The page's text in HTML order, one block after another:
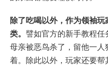
除了吃喝以外，作为领袖
类。 譬如官方的新手教程
母亲被恶鸟杀了，留他一
着。除此以外，玩家还要